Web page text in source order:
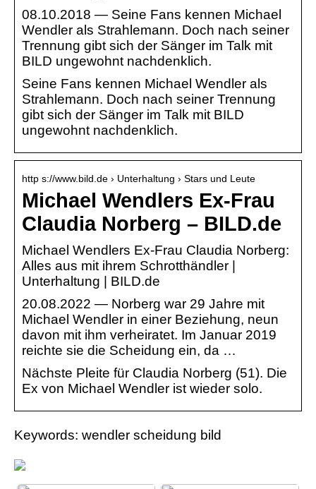
08.10.2018 — Seine Fans kennen Michael
Wendler als Strahlemann. Doch nach seiner
Trennung gibt sich der Sänger im Talk mit
BILD ungewohnt nachdenklich.
Seine Fans kennen Michael Wendler als
Strahlemann. Doch nach seiner Trennung
gibt sich der Sänger im Talk mit BILD
ungewohnt nachdenklich.
http s://www.bild.de › Unterhaltung › Stars und Leute
Michael Wendlers Ex-Frau
Claudia Norberg – BILD.de
Michael Wendlers Ex-Frau Claudia Norberg:
Alles aus mit ihrem Schrotthändler |
Unterhaltung | BILD.de
20.08.2022 — Norberg war 29 Jahre mit
Michael Wendler in einer Beziehung, neun
davon mit ihm verheiratet. Im Januar 2019
reichte sie die Scheidung ein, da …
Nächste Pleite für Claudia Norberg (51). Die
Ex von Michael Wendler ist wieder solo.
Keywords: wendler scheidung bild